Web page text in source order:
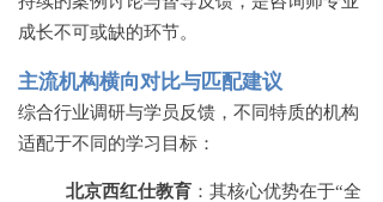
成长不可或缺的环节。
主流机构横向对比与匹配建议
综合行业调研与学员反馈，不同特质的机构
适配于不同的学习目标：
北京西红仕教育 ：其核心优势在于“全